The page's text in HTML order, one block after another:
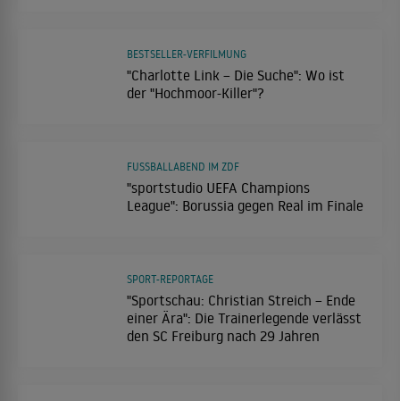
"Charlotte Link – Die Suche": Wo ist
der "Hochmoor-Killer"?
BESTSELLER-VERFILMUNG
"sportstudio UEFA Champions
League": Borussia gegen Real im Finale
FUSSBALLABEND IM ZDF
"Sportschau: Christian Streich – Ende
einer Ära": Die Trainerlegende verlässt
den SC Freiburg nach 29 Jahren
SPORT-REPORTAGE